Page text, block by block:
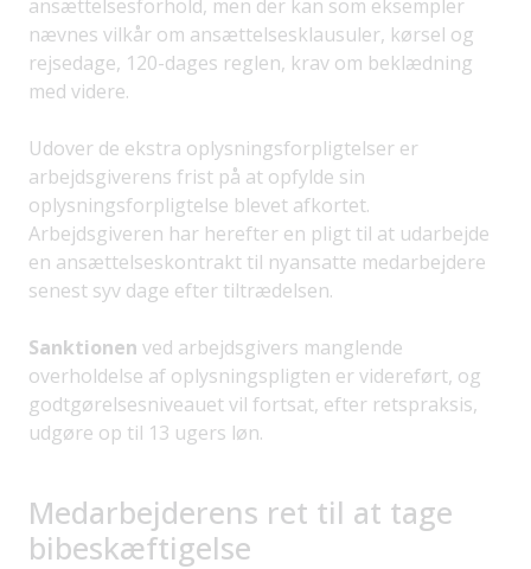
ansættelsesforhold, men der kan som eksempler
nævnes vilkår om ansættelsesklausuler, kørsel og
rejsedage, 120-dages reglen, krav om beklædning
med videre.
Udover de ekstra oplysningsforpligtelser er
arbejdsgiverens frist på at opfylde sin
oplysningsforpligtelse blevet afkortet.
Arbejdsgiveren har herefter en pligt til at udarbejde
en ansættelseskontrakt til nyansatte medarbejdere
senest syv dage efter tiltrædelsen.
Sanktionen ved arbejdsgivers manglende
overholdelse af oplysningspligten er videreført, og
godtgørelsesniveauet vil fortsat, efter retspraksis,
udgøre op til 13 ugers løn.
Medarbejderens ret til at tage
bibeskæftigelse